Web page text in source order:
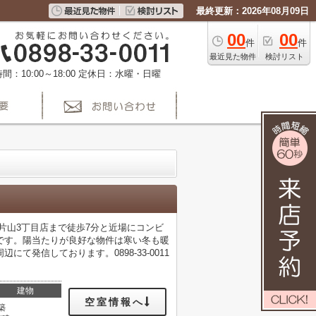
最終更新：2026年08月09日
00件
最近見た物件
00件
検討リスト
間：10:00～18:00 定休日：水曜・日曜
山3丁目店まで徒歩7分と近場にコンビ
。陽当たりが良好な物件は寒い冬も暖
にて発信しております。0898-33-0011
建物
空室情報へ